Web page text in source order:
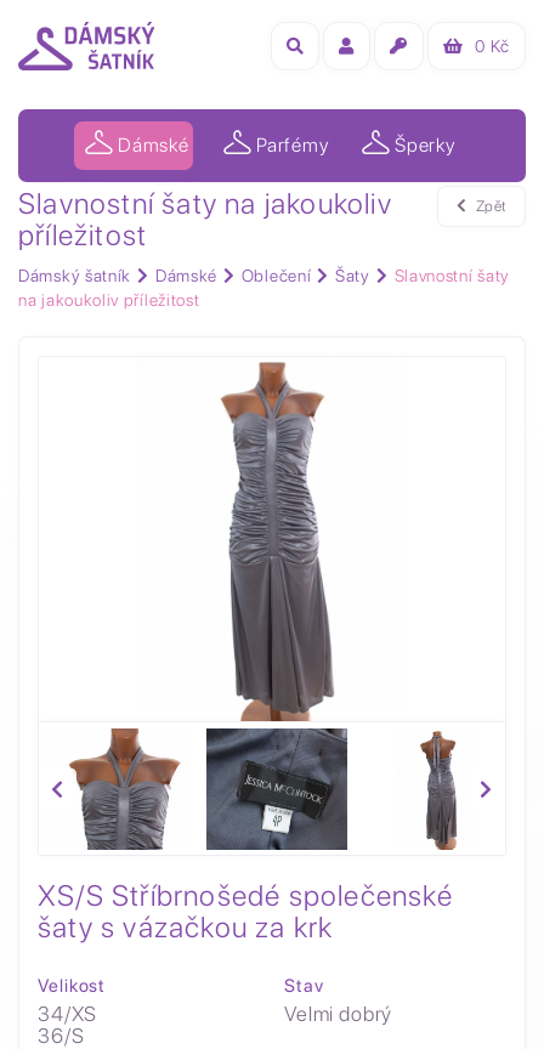
0 Kč
Dámské Parfémy Šperky
Slavnostní šaty na jakoukoliv
příležitost
Dámský šatník Dámské Oblečení Šaty
Slavnostní šaty
na jakoukoliv příležitost
Zpět
XS/S Stříbrnošedé společenské
šaty s vázačkou za krk
Velikost
34/XS
36/S
Stav
Velmi dobrý